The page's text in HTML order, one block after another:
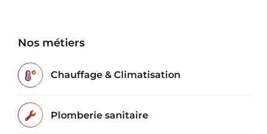
Nos métiers
Chauffage & Climatisation
Plomberie sanitaire